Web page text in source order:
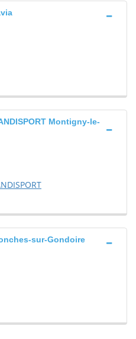
Montigny-le-
sur-Gondoire